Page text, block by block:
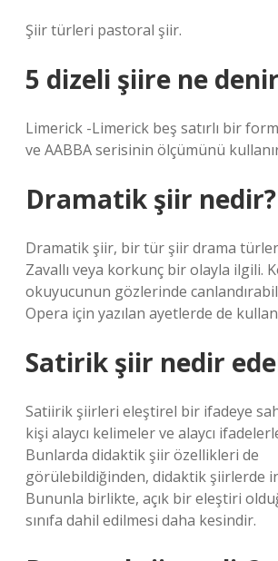
Şiir türleri pastoral şiir.
5 dizeli şiire ne
Limerick -Limerick beş satırlı bir
ve AABBA serisinin ölçümünü
Dramatik şiir nedir?
Dramatik şiir, bir tür şiir drama
Zavallı veya korkunç bir olayla ilgili.
okuyucunun gözlerinde
Opera için yazılan ayetlerde de
Satirik şiir nedir
Satiirik şiirleri eleştirel bir ifadeye
kişi alaycı kelimeler ve alaycı
Bunlarda didaktik şiir özellikleri de
görülebildiğinden, didaktik şiirlerde
Bununla birlikte, açık bir eleştiri
sınıfa dahil edilmesi daha kesindir.